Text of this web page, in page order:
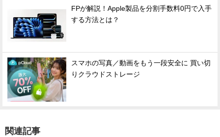
FPが解説！Apple製品を分割手数料0円で入手
する方法とは？
スマホの写真／動画をもう一段安全に 買い切
りクラウドストレージ
関連記事